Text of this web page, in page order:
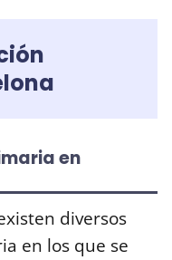
en
diversos
en los que se